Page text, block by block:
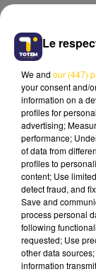
6 décembre
L'INFO DU
À 08H00
Ecoutez sur
le pays de
de nos
Le
We and our (447)
your consent and/
information on a
profiles for
advertising;
performance;
of data from
profiles to
content; Use
detect fraud, and
Save and
process personal
following
requested; Use
other data
information